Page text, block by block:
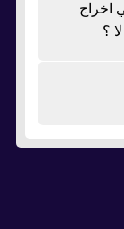
اخراج
؟